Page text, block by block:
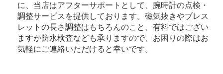
に、当店はアフターサポートとして、腕時計の点検・
調整サービスを提供しております。磁気抜きやブレス
レットの長さ調整はもちろんのこと、有料ではござい
ますが防水検査なども承りますので、お困りの際はお
気軽にご連絡いただけると幸いです。